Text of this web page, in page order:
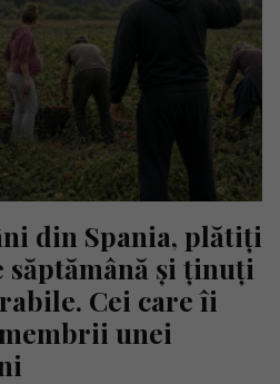
din Spania, plătiți
săptămână și ținuți
Cei care îi
unei